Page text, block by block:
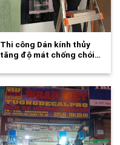
Thi công Dán kính thủy
tăng độ mát chống chói…